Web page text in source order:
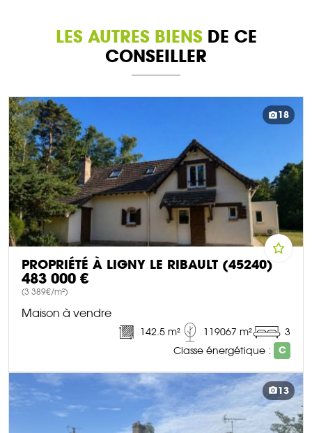
LES AUTRES BIENSDE CE
CONSEILLER
18
PROPRIÉTÉ À LIGNY LE RIBAULT (45240)
483 000 €
(3 389€/m²)
Maison à vendre
142.5 m² 119067 m²
3
Classe énergétique :
C
DÉCOUVRIR CE BIEN
13